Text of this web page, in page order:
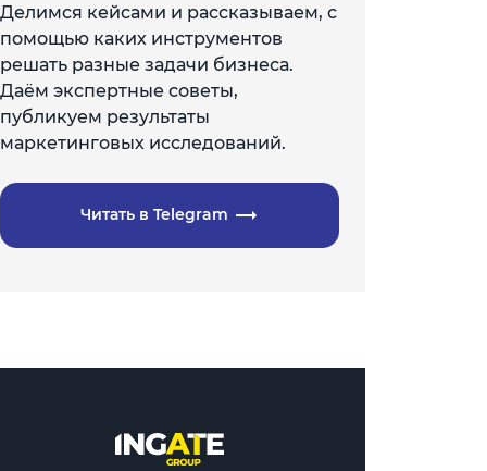
Делимся кейсами и рассказываем, с
помощью каких инструментов
решать разные задачи бизнеса.
Даём экспертные советы,
публикуем результаты
маркетинговых исследований.
Читать в Telegram